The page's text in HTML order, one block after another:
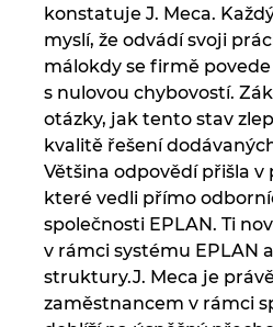
konstatuje J. Meca.
myslí, že odvádí svoji
málokdy se firmě
s nulovou chybovostí.
otázky, jak tento stav
kvalitě řešení
Většina odpovědí přišla v
které vedli přímo
společnosti EPLAN. Ti
v rámci systému EPLAN
struktury.J. Meca je
zaměstnancem v rámci